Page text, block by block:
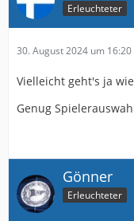
Erleuchteter
30. August 2024 um 16:20
Vielleicht geht's ja
Genug
Gönner
Erleuchteter